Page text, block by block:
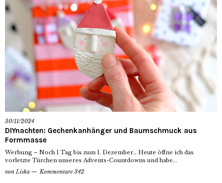
30/11/2024
DIYnachten: Gechenkanhänger und Baumschmuck aus
Formmasse
Werbung – Noch 1 Tag bis zum 1. Dezember… Heute öffne ich das
vorletzte Türchen unseres Advents-Countdowns und habe...
von Liska Kommentare 342